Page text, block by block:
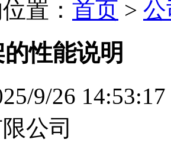
置： 首页 >
性能说明
9/26
公司